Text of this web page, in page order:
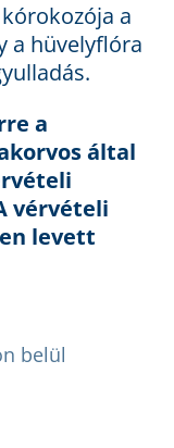
a
a hüvelyflóra
a
által
vérvételi
levett
belül